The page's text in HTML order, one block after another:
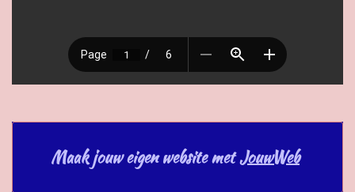
Maak jouw eigen website met JouwWeb